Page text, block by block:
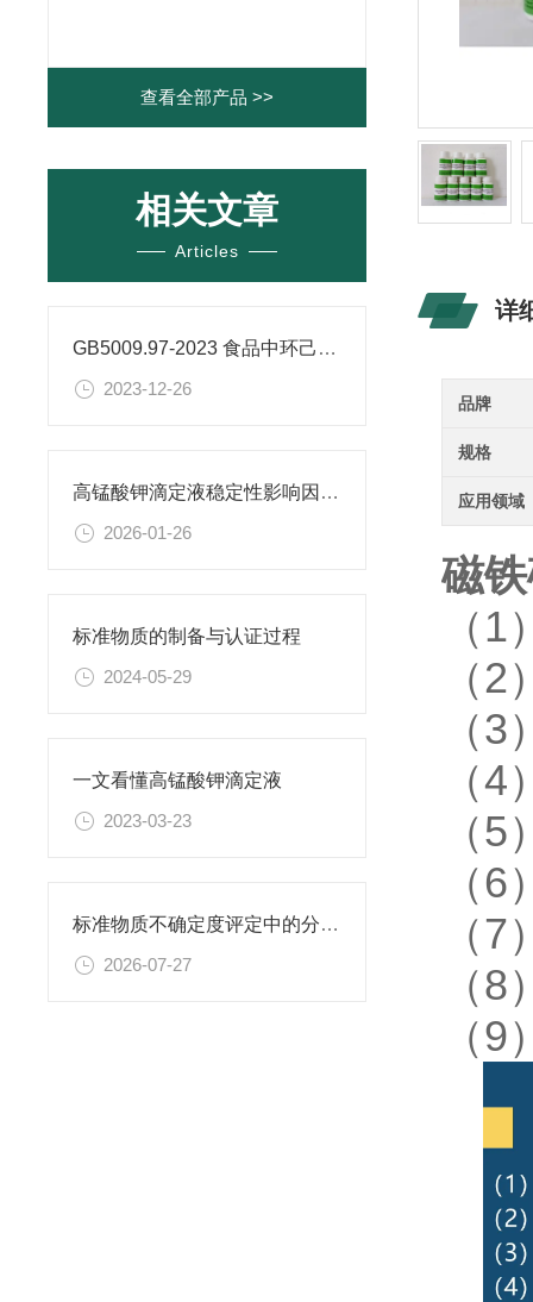
查看全部产品 >>
相关文章
Articles
GB5009.97-2023 食品中环己基氨基磺酸盐的测定标准
2023-12-26
高锰酸钾滴定液稳定性影响因素及保存期限研究
2026-01-26
标准物质的制备与认证过程
2024-05-29
一文看懂高锰酸钾滴定液
2023-03-23
标准物质不确定度评定中的分量识别与量化计算方法
2026-07-27
详
品牌
规格
应用领域
磁
（
（
（
（
（
（
（
（
（